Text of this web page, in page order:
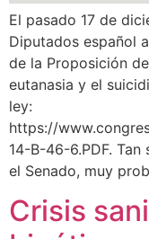
El pasado 17 de
Diputados español
de la Proposición
eutanasia y el
ley:
https://
14-B-46-6.PDF.
el Senado, muy
Crisis